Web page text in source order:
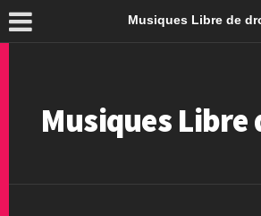
Musiques Libre de
Musiques Libre